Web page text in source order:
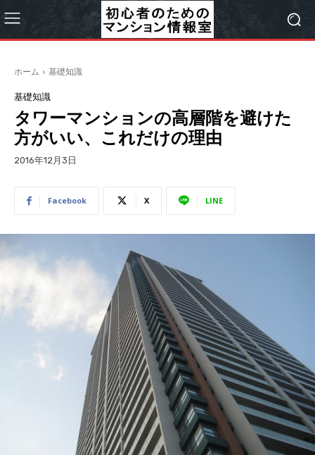
ホーム 基礎知識
基礎知識
タワーマンションの高層階を避けた
方がいい、これだけの理由
2016年12月3日
Facebook X LINE